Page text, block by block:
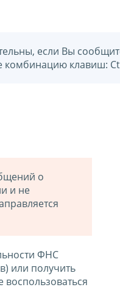
если Вы
комбинацию клавиш:
о
и не
ФНС
или получить